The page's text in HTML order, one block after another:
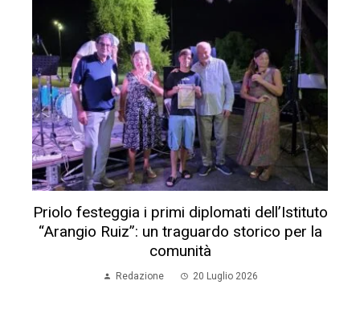
Priolo festeggia i primi diplomati dell’Istituto
“Arangio Ruiz”: un traguardo storico per la
comunità
Redazione 20 Luglio 2026